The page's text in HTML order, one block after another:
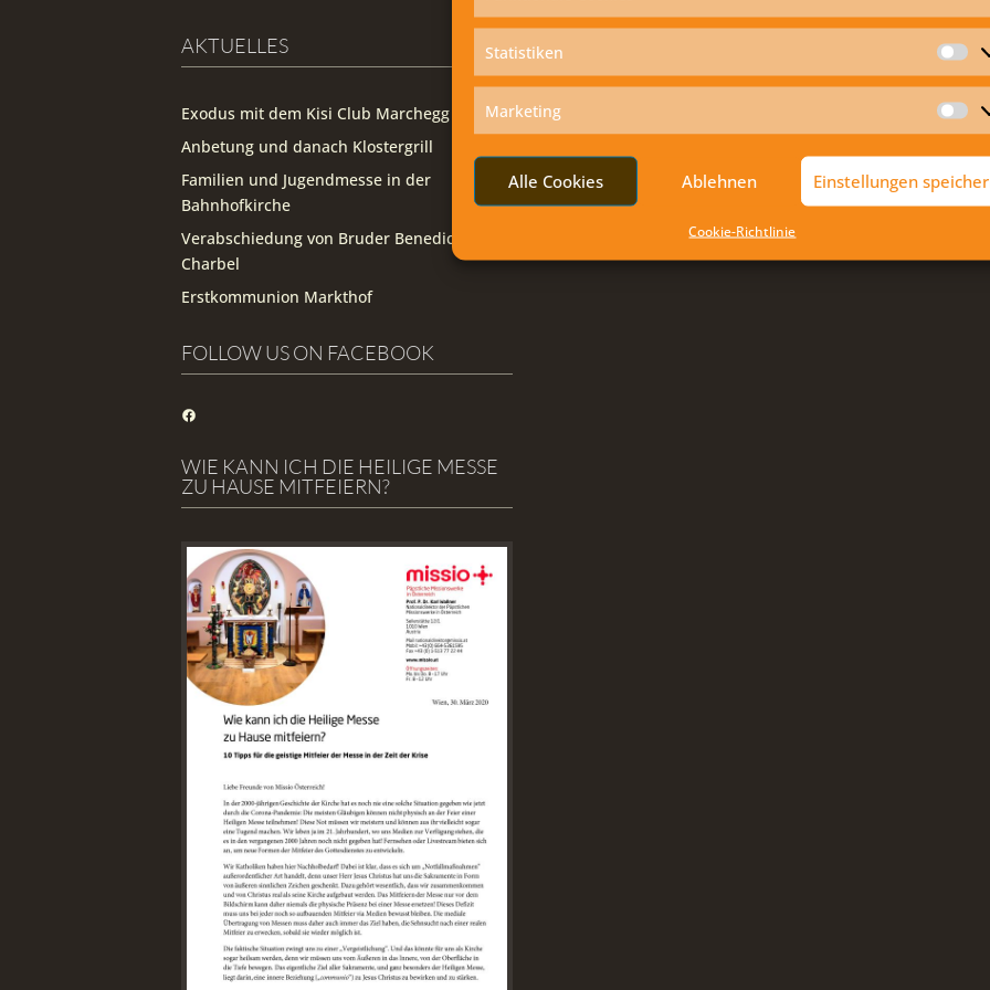
Statistiken
Marketing
Alle Cookies Ablehnen Einstellungen
Cookie-Richtlinie
AKTUELLES
Exodus mit dem Kisi Club Marchegg
Anbetung und danach Klostergrill
Familien und Jugendmesse in der
Bahnhofkirche
Verabschiedung von Bruder Benedict
Charbel
Erstkommunion Markthof
FOLLOW US ON FACEBOOK
Facebook
WIE KANN ICH DIE HEILIGE MESSE
ZU HAUSE MITFEIERN?